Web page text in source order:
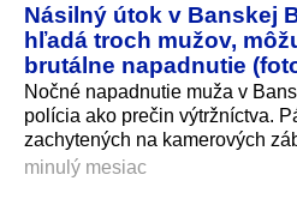
Násilný útok v Banskej
hľadá troch mužov,
brutálne napadnutie
Nočné napadnutie muža v
polícia ako prečin výtržníctva.
zachytených na kamerových
minulý mesiac